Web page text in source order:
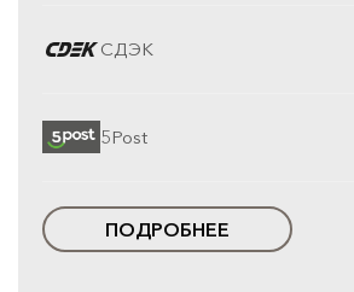
СДЭК
5Post
ПОДРОБНЕЕ